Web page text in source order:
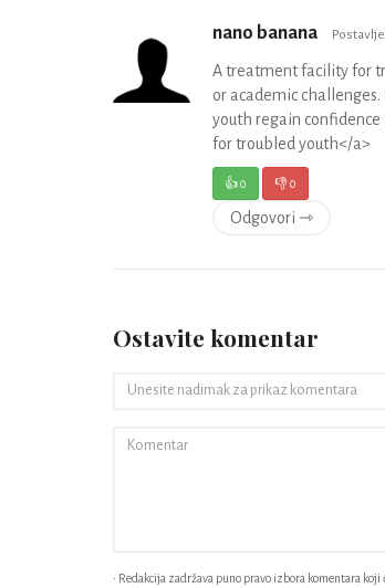
nano banana
A treatment facility for
or academic
youth regain
for troubled youth</a>
👍0 👎0
Odgovori ⇾
Ostavite komentar
• Redakcija zadržava puno pravo izbora komentara